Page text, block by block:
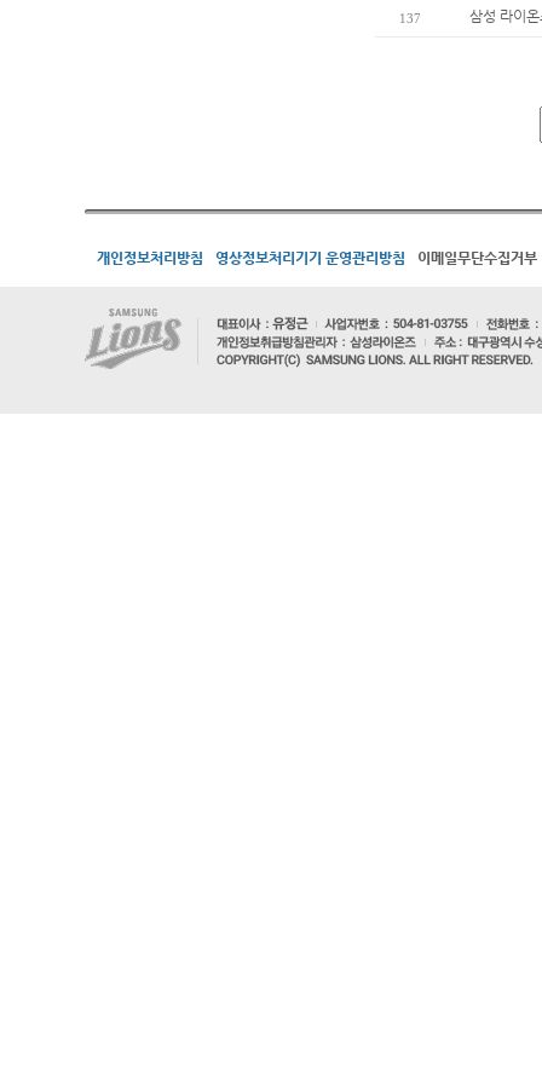
137 삼성 라이
개인정보처리방침 영상정보처리기기 운영관리방침 이메일무단수집거부